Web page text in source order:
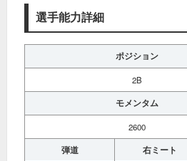
選手能力詳細
ポジション
2B
モメンタム
2600
弾道 右ミート